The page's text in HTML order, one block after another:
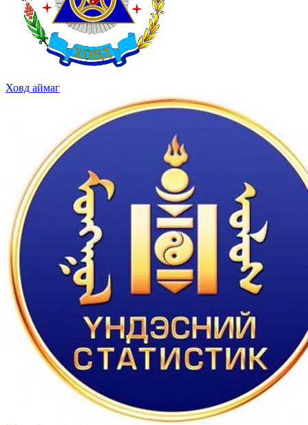
Ховд аймаг